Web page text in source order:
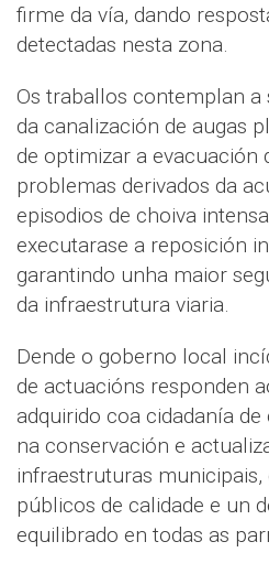
firme da vía, dando
detectadas nesta zona.
Os traballos contemplan
da canalización de augas
de optimizar a evacuación
problemas derivados da
episodios de choiva
executarase a reposición
garantindo unha maior
da infraestrutura viaria.
Dende o goberno local
de actuacións responden
adquirido coa cidadanía
na conservación e
infraestruturas municipais,
públicos de calidade e un
equilibrado en todas as